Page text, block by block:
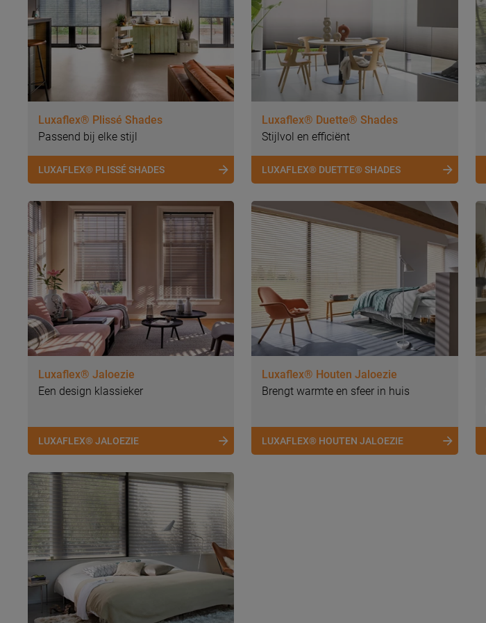
Luxaflex® Plissé Shades
Passend bij elke stijl
LUXAFLEX® PLISSÉ SHADES
Luxaflex® Duette® Shades
Stijlvol en efficiënt
LUXAFLEX® DUETTE® SHADES
Luxaflex® Jaloezie
Een design klassieker
LUXAFLEX® JALOEZIE
Luxaflex® Houten Jaloezie
Brengt warmte en sfeer in huis
LUXAFLEX® HOUTEN JALOEZIE